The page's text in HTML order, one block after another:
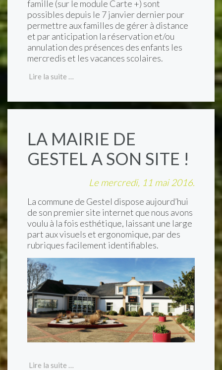
famille (sur le module Carte +) sont
possibles depuis le 7 janvier dernier pour
permettre aux familles de gérer à distance
et par anticipation la réservation et/ou
annulation des présences des enfants les
mercredis et les vacances scolaires.
Lire la suite …
LA MAIRIE DE
GESTEL A SON SITE !
Le mercredi, 11 mai 2016.
La commune de Gestel dispose aujourd’hui
de son premier site internet que nous avons
voulu à la fois esthétique, laissant une large
part aux visuels et ergonomique, par des
rubriques facilement identifiables.
Lire la suite …